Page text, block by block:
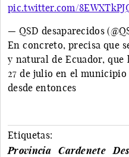
pic.twitter.com/
— QSD desaparecidos
En concreto, precisa que
y natural de Ecuador, que
27 de julio en el municipio
desde entonces
Etiquetas:
Provincia
Cardenete